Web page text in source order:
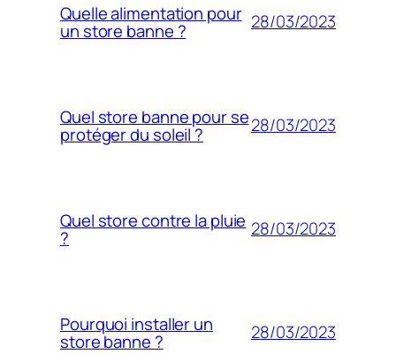
Quelle alimentation pour
un store banne ? 28/03/2023
Quel store banne pour se
protéger du soleil ? 28/03/2023
Quel store contre la pluie
? 28/03/2023
Pourquoi installer un
store banne ? 28/03/2023